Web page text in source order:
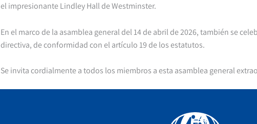
el impresionante Lindley Hall de Westminster.
En el marco de la asamblea general del 14 de abril de 2026, también se
directiva, de conformidad con el artículo 19 de los estatutos.
Se invita cordialmente a todos los miembros a esta asamblea general
Facebook
YouTube